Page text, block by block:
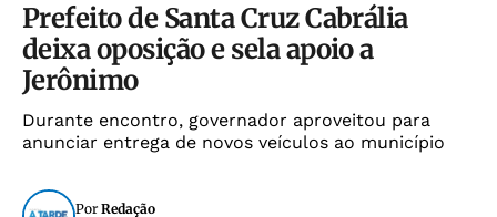
Prefeito de Santa Cruz Cabrália
deixa oposição e sela apoio a
Jerônimo
Durante encontro, governador aproveitou para
anunciar entrega de novos veículos ao município
Por Redação